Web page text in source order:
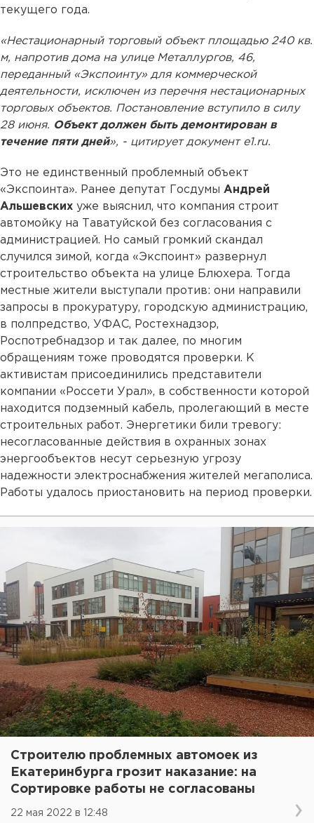
текущего года.
«Нестационарный торговый объект площадью 240 кв.
м, напротив дома на улице Металлургов, 46,
переданный «Экспоинту» для коммерческой
деятельности, исключен из перечня нестационарных
торговых объектов. Постановление вступило в силу
28 июня. Объект должен быть демонтирован в
течение пяти дней», - цитирует документ e1.ru.
Это не единственный проблемный объект
«Экспоинта». Ранее депутат Госдумы Андрей
Альшевских уже выяснил, что компания строит
автомойку на Таватуйской без согласования с
администрацией. Но самый громкий скандал
случился зимой, когда «Экспоинт» развернул
строительство объекта на улице Блюхера. Тогда
местные жители выступали против: они направили
запросы в прокуратуру, городскую администрацию,
в полпредство, УФАС, Ростехнадзор,
Роспотребнадзор и так далее, по многим
обращениям тоже проводятся проверки. К
активистам присоединились представители
компании «Россети Урал», в собственности которой
находится подземный кабель, пролегающий в месте
строительных работ. Энергетики били тревогу:
несогласованные действия в охранных зонах
энергообъектов несут серьезную угрозу
надежности электроснабжения жителей мегаполиса.
Работы удалось приостановить на период проверки.
Строителю проблемных автомоек из
Екатеринбурга грозит наказание: на
Сортировке работы не согласованы
22 мая 2022 в 12:48